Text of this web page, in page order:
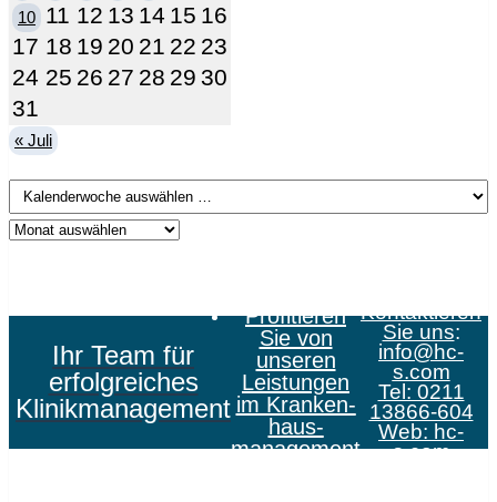
10 11 12 13 14 15 16
17 18 19 20 21 22 23
24 25 26 27 28 29 30
31
« Juli
Ihr Team für
erfolgreiches
Klinikmanagement
Profitieren
Sie von
unseren
Leistungen
im Kranken­
haus­
management
Kontaktieren
Sie uns:
info@hc-
s.com
Tel: 0211
13866-604
Web: hc-
s.com